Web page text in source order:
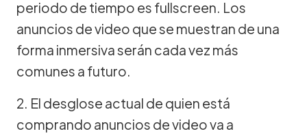
periodo de tiempo es fullscreen. Los
anuncios de video que se muestran de una
forma inmersiva serán cada vez más
comunes a futuro.
2. El desglose actual de quien está
comprando anuncios de video va a